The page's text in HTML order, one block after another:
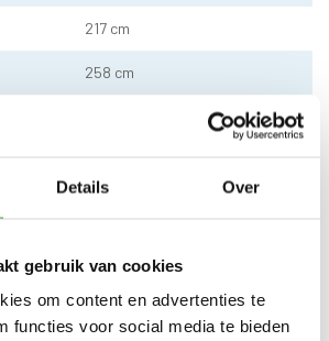
Details Over
gebruik van cookies
om content en advertenties te
functies voor social media te bieden
217 cm
258 cm
10 x 10 cm - 1 stuks incl.
18 mm dakhout
zwart en groen)
Dubbele deur zonder drempel -
voorzien van echt glas